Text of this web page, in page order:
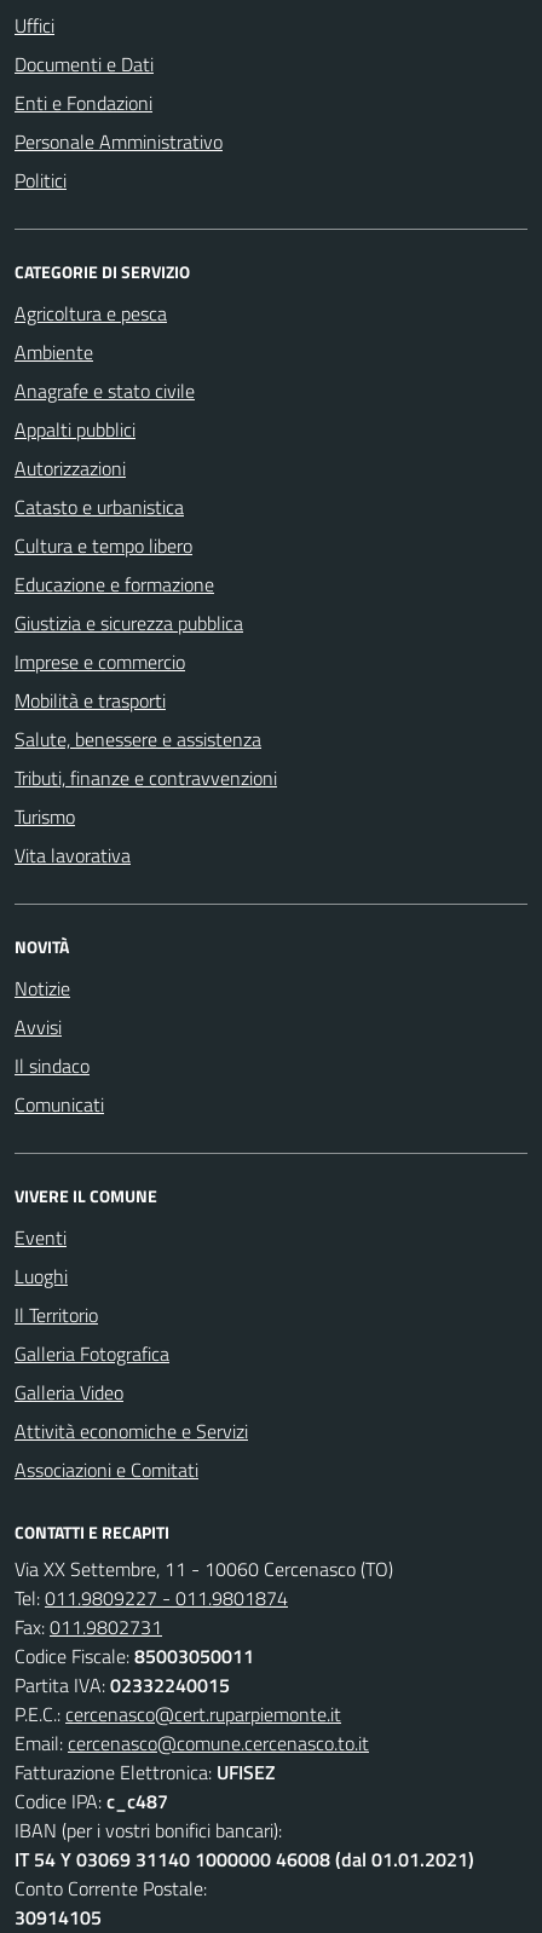
Uffici
Documenti e Dati
Enti e Fondazioni
Personale Amministrativo
Politici
CATEGORIE DI SERVIZIO
Agricoltura e pesca
Ambiente
Anagrafe e stato civile
Appalti pubblici
Autorizzazioni
Catasto e urbanistica
Cultura e tempo libero
Educazione e formazione
Giustizia e sicurezza pubblica
Imprese e commercio
Mobilità e trasporti
Salute, benessere e assistenza
Tributi, finanze e contravvenzioni
Turismo
Vita lavorativa
NOVITÀ
Notizie
Avvisi
Il sindaco
Comunicati
VIVERE IL COMUNE
Eventi
Luoghi
Il Territorio
Galleria Fotografica
Galleria Video
Attività economiche e Servizi
Associazioni e Comitati
CONTATTI E RECAPITI
Via XX Settembre, 11 - 10060 Cercenasco (TO)
Tel:011.9809227 - 011.9801874
Fax:011.9802731
Codice Fiscale:85003050011
Partita IVA:02332240015
P.E.C.:cercenasco@cert.ruparpiemonte.it
Email:cercenasco@comune.cercenasco.to.it
Fatturazione Elettronica: UFISEZ
Codice IPA:c_c487
IBAN (per i vostri bonifici bancari):
IT 54 Y 03069 31140 1000000 46008 (dal 01.01.2021)
Conto Corrente Postale:
30914105